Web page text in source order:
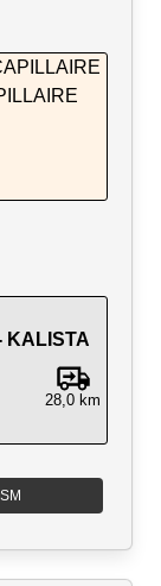
KALISTA
28,0 km